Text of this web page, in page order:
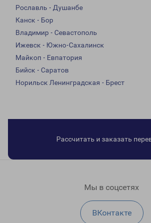
Рославль - Душанбе
Канск - Бор
Владимир - Севастополь
Ижевск - Южно-Сахалинск
Майкоп - Евпатория
Бийск - Саратов
Норильск Ленинградская - Брест
Рассчитать и заказать
Мы в соцсетях
ВКонтакте